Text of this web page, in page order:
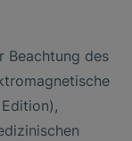
Beachtung des